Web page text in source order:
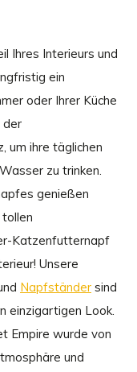
Ihres Interieurs und
ein
oder Ihrer Küche
der
um ihre täglichen
zu trinken.
genießen
Katzenfutternapf
Unsere
Napfständer sind
einzigartigen Look.
Empire wurde von
und